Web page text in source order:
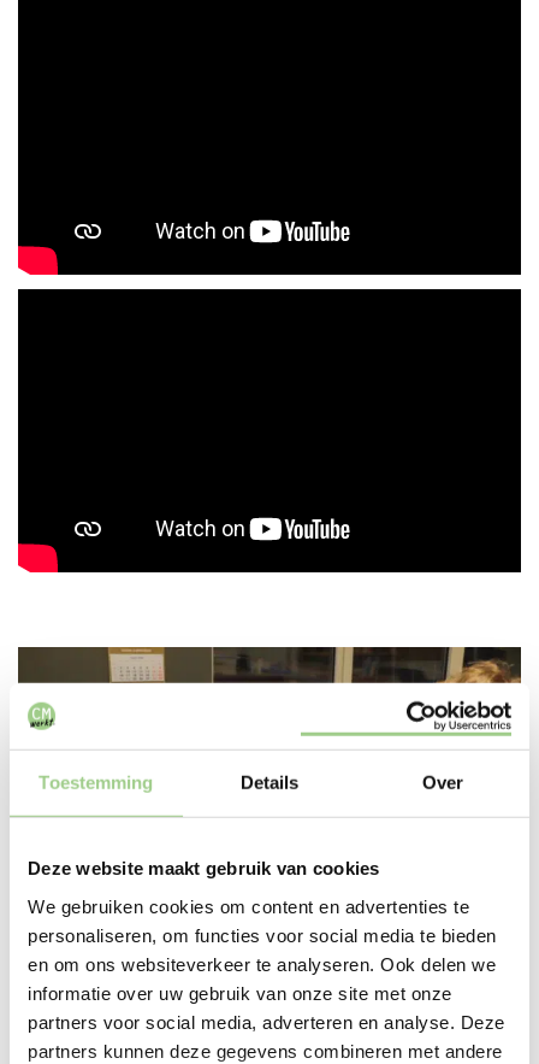
Toestemming Details Over
Deze website maakt gebruik van cookies
We gebruiken cookies om content en advertenties te
personaliseren, om functies voor social media te bieden
en om ons websiteverkeer te analyseren. Ook delen we
informatie over uw gebruik van onze site met onze
partners voor social media, adverteren en analyse. Deze
partners kunnen deze gegevens combineren met andere